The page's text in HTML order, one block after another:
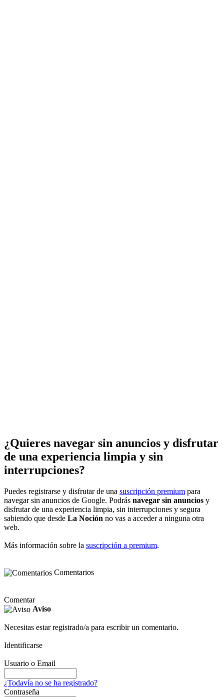
¿Quieres navegar sin anuncios y disfrutar
de una experiencia limpia y sin
interrupciones?
Puedes registrarse y disfrutar de una suscripción premium para
navegar sin anuncios de Google. Podrás navegar sin anuncios y
disfrutar de una experiencia limpia, sin interrupciones y segura
sabiendo que desde La Noción no vas a acceder a ninguna otra
web.
Más información sobre la suscripción a premium.
Comentarios
Comentar
Aviso
Necesitas estar registrado/a para escribir un comentario.
Identificarse
Usuario o Email
¿Todavía no se ha registrado?
Contraseña